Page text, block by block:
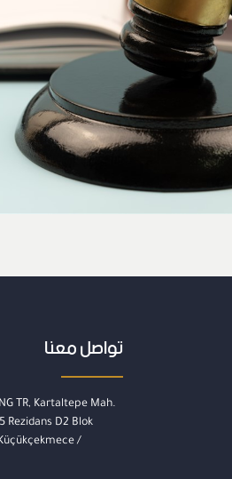
تواصل معنا
TR, Kartaltepe Mah.
Rezidans D2 Blok
/